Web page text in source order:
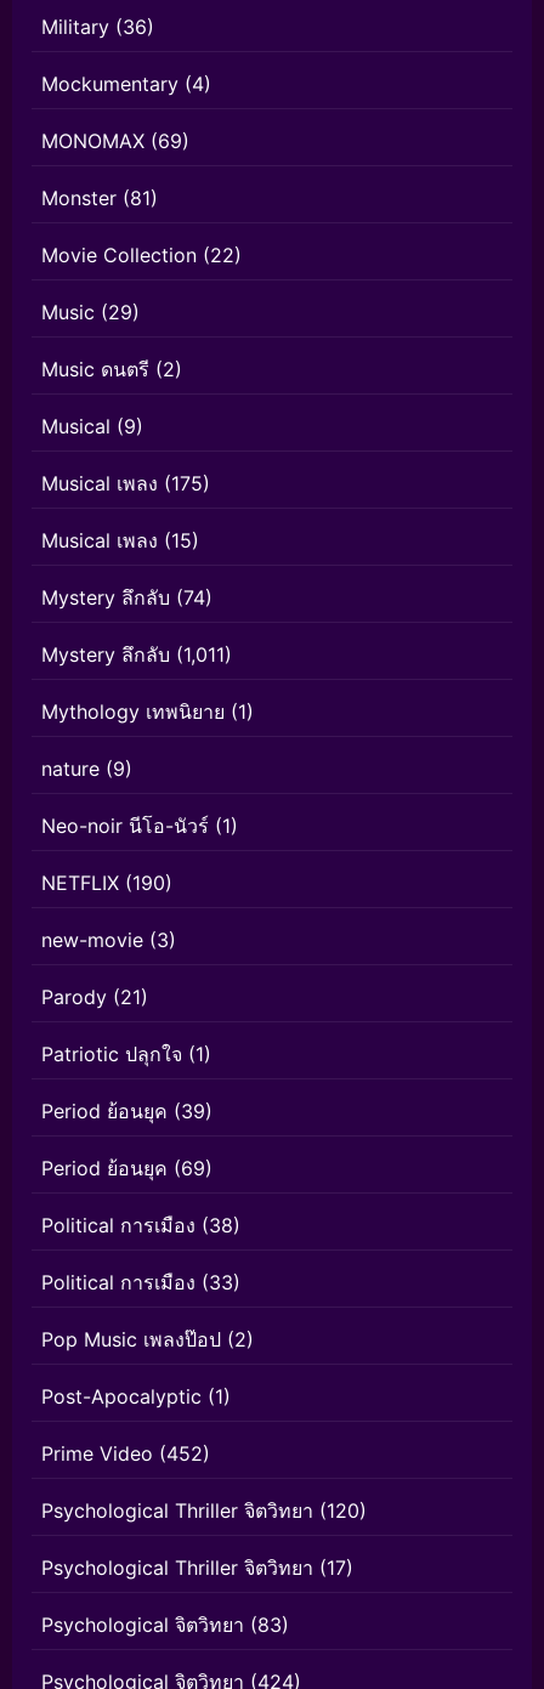
Military (36)
Mockumentary (4)
MONOMAX (69)
Monster (81)
Movie Collection (22)
Music (29)
Music ดนตรี (2)
Musical (9)
Musical เพลง (175)
Musical เพลง (15)
Mystery ลึกลับ (74)
Mystery ลึกลับ (1,011)
Mythology เทพนิยาย (1)
nature (9)
Neo-noir นีโอ-นัวร์ (1)
NETFLIX (190)
new-movie (3)
Parody (21)
Patriotic ปลุกใจ (1)
Period ย้อนยุค (39)
Period ย้อนยุค (69)
Political การเมือง (38)
Political การเมือง (33)
Pop Music เพลงป๊อป (2)
Post-Apocalyptic (1)
Prime Video (452)
Psychological Thriller จิตวิทยา (120)
Psychological Thriller จิตวิทยา (17)
Psychological จิตวิทยา (83)
Psychological จิตวิทยา (424)